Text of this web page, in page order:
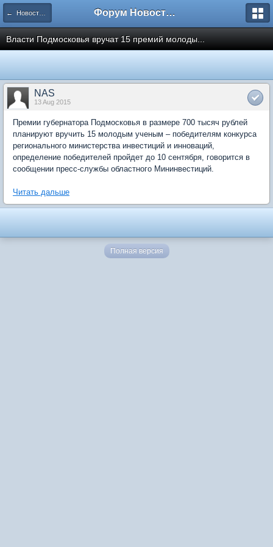
← Новости рынка недвижимости Форум Новостройки
Власти Подмосковья вручат 15 премий молоды...
NAS
13 Aug 2015
Премии губернатора Подмосковья в размере 700 тысяч рублей
планируют вручить 15 молодым ученым – победителям конкурса
регионального министерства инвестиций и инноваций,
определение победителей пройдет до 10 сентября, говорится в
сообщении пресс-службы областного Мининвестиций.
Читать дальше
Полная версия